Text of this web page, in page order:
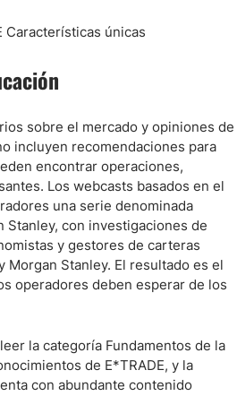
sobre el mercado y opiniones de
incluyen recomendaciones para
encontrar operaciones,
Los webcasts basados en el
una serie denominada
Stanley, con investigaciones de
y gestores de carteras
Morgan Stanley. El resultado es el
operadores deben esperar de los
la categoría Fundamentos de la
de E*TRADE, y la
con abundante contenido